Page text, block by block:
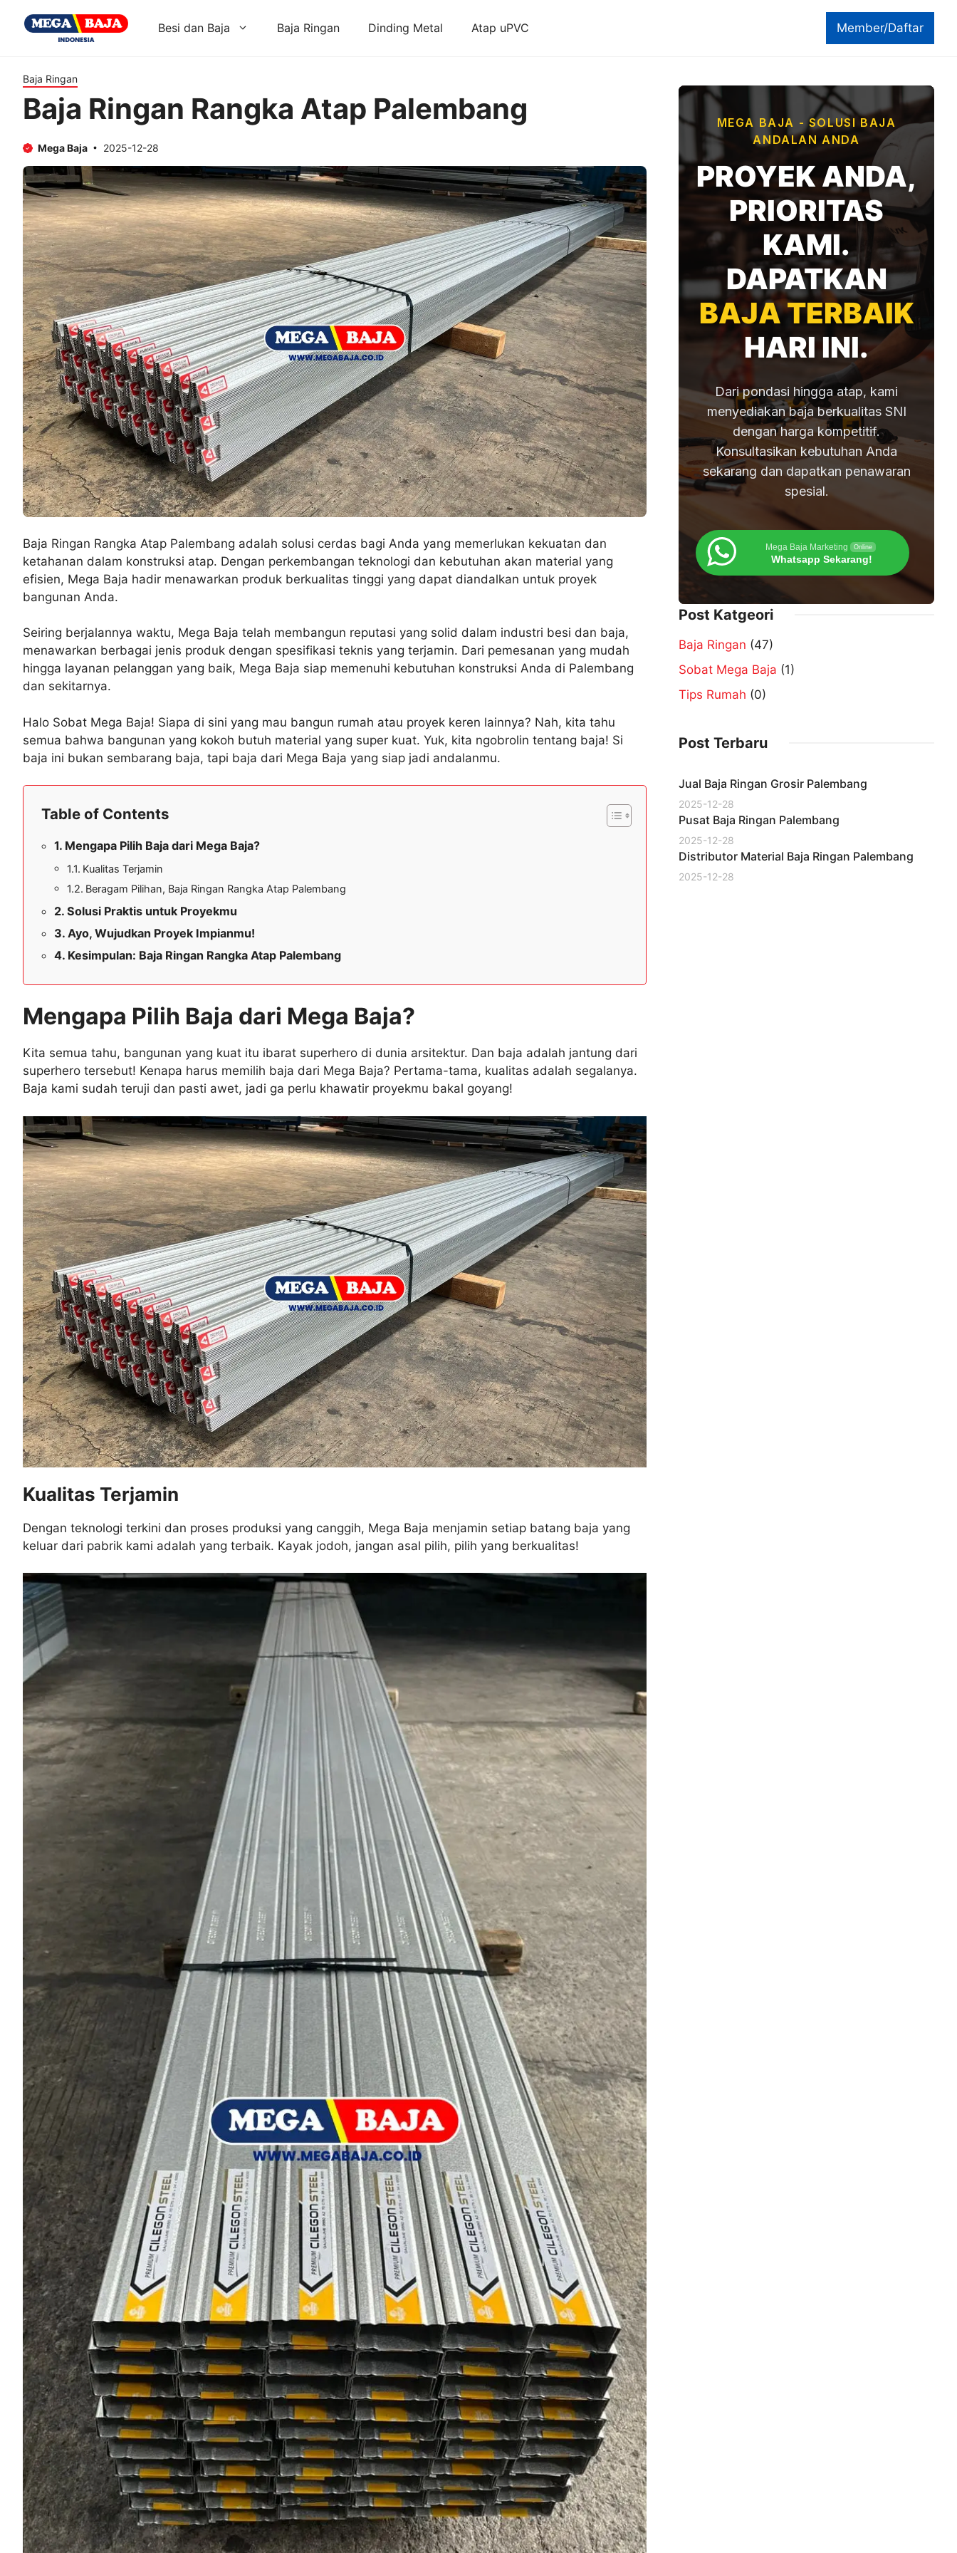
Member/Daftar
Besi dan Baja Baja Ringan Dinding Metal Atap uPVC
Baja Ringan
Baja Ringan Rangka Atap Palembang
Mega Baja 2025-12-28
Baja Ringan Rangka Atap Palembang adalah solusi cerdas bagi Anda yang memerlukan kekuatan dan
ketahanan dalam konstruksi atap. Dengan perkembangan teknologi dan kebutuhan akan material yang
efisien, Mega Baja hadir menawarkan produk berkualitas tinggi yang dapat diandalkan untuk proyek
bangunan Anda.
Seiring berjalannya waktu, Mega Baja telah membangun reputasi yang solid dalam industri besi dan baja,
menawarkan berbagai jenis produk dengan spesifikasi teknis yang terjamin. Dari pemesanan yang mudah
hingga layanan pelanggan yang baik, Mega Baja siap memenuhi kebutuhan konstruksi Anda di Palembang
dan sekitarnya.
Halo Sobat Mega Baja! Siapa di sini yang mau bangun rumah atau proyek keren lainnya? Nah, kita tahu
semua bahwa bangunan yang kokoh butuh material yang super kuat. Yuk, kita ngobrolin tentang baja! Si
baja ini bukan sembarang baja, tapi baja dari Mega Baja yang siap jadi andalanmu.
Table of Contents
Mengapa Pilih Baja dari Mega Baja?
Kualitas Terjamin
Beragam Pilihan, Baja Ringan Rangka Atap Palembang
Solusi Praktis untuk Proyekmu
Ayo, Wujudkan Proyek Impianmu!
Kesimpulan: Baja Ringan Rangka Atap Palembang
Mengapa Pilih Baja dari Mega Baja?
Kita semua tahu, bangunan yang kuat itu ibarat superhero di dunia arsitektur. Dan baja adalah jantung dari
superhero tersebut! Kenapa harus memilih baja dari Mega Baja? Pertama-tama, kualitas adalah segalanya.
Baja kami sudah teruji dan pasti awet, jadi ga perlu khawatir proyekmu bakal goyang!
Kualitas Terjamin
Dengan teknologi terkini dan proses produksi yang canggih, Mega Baja menjamin setiap batang baja yang
keluar dari pabrik kami adalah yang terbaik. Kayak jodoh, jangan asal pilih, pilih yang berkualitas!
MEGA BAJA - SOLUSI BAJA
ANDALAN ANDA
PROYEK ANDA,
PRIORITAS
KAMI.
DAPATKAN
BAJA TERBAIK
HARI INI.
Dari pondasi hingga atap, kami
menyediakan baja berkualitas SNI
dengan harga kompetitif.
Konsultasikan kebutuhan Anda
sekarang dan dapatkan penawaran
spesial.
Mega Baja Marketing Online
Whatsapp Sekarang!
Post Katgeori
Baja Ringan (47)
Sobat Mega Baja (1)
Tips Rumah (0)
Post Terbaru
Jual Baja Ringan Grosir Palembang
2025-12-28
Pusat Baja Ringan Palembang
2025-12-28
Distributor Material Baja Ringan Palembang
2025-12-28